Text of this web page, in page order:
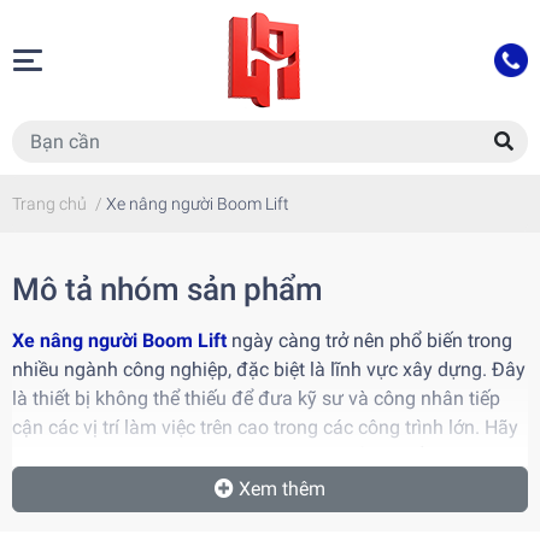
Trang chủ / Xe nâng người Boom Lift
Mô tả nhóm sản phẩm
Xe nâng người Boom Liftngày càng trở nên phổ biến trong
nhiều ngành công nghiệp, đặc biệt là lĩnh vực xây dựng. Đây
là thiết bị không thể thiếu để đưa kỹ sư và công nhân tiếp
cận các vị trí làm việc trên cao trong các công trình lớn. Hãy
về các dòng xe boom lift cũng như ứng dụng của chúng
ngay dưới bài viết này nhé!
Xem thêm